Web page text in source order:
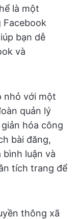
là một
Facebook
bạn dễ
và
nhỏ với một
quản lý
hóa công
bài đăng,
luận và
tích trang để
thông xã